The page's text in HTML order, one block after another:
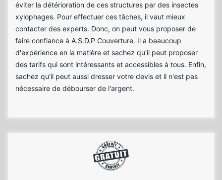
éviter la détérioration de ces structures par des insectes
xylophages. Pour effectuer ces tâches, il vaut mieux
contacter des experts. Donc, on peut vous proposer de
faire confiance à A.S.D.P Couverture. Il a beaucoup
d'expérience en la matière et sachez qu'il peut proposer
des tarifs qui sont intéressants et accessibles à tous. Enfin,
sachez qu'il peut aussi dresser votre devis et il n'est pas
nécessaire de débourser de l'argent.